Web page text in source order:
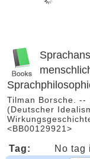
Tilman Borsche.
(Deutscher
<BB00129921>
Tag:
No tag